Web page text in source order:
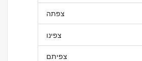
צפתה
צפינו
צפיתם